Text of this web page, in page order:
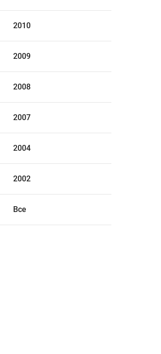
2010
2009
2008
2007
2004
2002
Все